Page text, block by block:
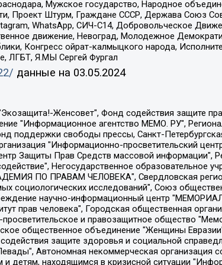
Мужское государство, Народное
Проект Штурм, Граждане СССР, Держава Союз
WhatsApp, СИЧ-С14, Добровольческое
движение, Невоград, Молодежное
Конгресс ойрат-калмыцкого народа,
ЛГБТ, Я.МЫ Сергей Фургал
данные на 03.05.2024
"Институт права и публичной политики", Баданин Роман Сергеевич, Гликин Максим Александрович, Железнова Мария Михайловна, Лукьянова Юлия Сергеевна, Маетная Елизавета Витальевна, Маняхин Петр Борисович, Чуракова Ольга Владимировна, Ярош Юлия Петровна, Юридическое лицо "The Insider SIA", зарегистрированное в Риге, Латвийская Республика (дата регистрации 26.06.2015), являющееся администратором доменного имени интернет-издания "The Insider SIA", https://theins.ru, Постернак Алексей Евгеньевич, Рубин Михаил Аркадьевич, Анин Роман Александрович, Юридическое лицо Istories fonds, зарегистрированное в Латвийской Республике (регистрационный номер 50008295751, дата регистрации 24.02.2020), Великовский Дмитрий Александрович, Долинина Ирина Николаевна, Мароховская Алеся Алексеевна, Шлейнов Роман Юрьевич, Шмагун Олеся Валентиновна, Общество с ограниченной ответственностью "Альтаир 2021", Общество с ограниченной ответственностью "Вега 2021", Общество с ограниченной ответственностью "Главный редактор 2021", Общество с ограниченной ответственностью "Ромашки монолит", Важенков Артем Валерьевич, Ивановская областная общественная организация "Центр гендерных исследований", Гурман Юрий Альбертович, Медиапроект "ОВД-Инфо", Егоров Владимир Владимирович, Жилинский Владимир Александрович, Общество с ограниченной ответственностью "ЗП", Иванова София Юрьевна, Карезина Инна Павловна, Кильтау Екатерина Викторовна, Петров Алексей Викторович, Пискунов Сергей Евгеньевич, Смирнов Сергей Сергеевич, Тихонов Михаил Сергеевич, Общество с ограниченной ответственностью "ЖУРНАЛИСТ-ИНОСТРАННЫЙ АГЕНТ", Арапова Галина Юрьевна, Вольтская Татьяна Анатольевна, Американская компания "Mason G.E.S. Anonymous Foundation" (США), являющаяся владельцем интернет-издания https://mnews.world/, Компания "Stichting Bellingcat", зарегистрированная в Нидерландах (дата регистрации 11.07.2018), Захаров Андрей Вячеславович, Клепиковская Екатерина Дмитриевна, Общество с ограниченной ответственностью "МЕМО", Перл Роман Александрович, Симонов Евгений Алексеевич, Соловьева Елена Анатольевна, Сотников Даниил Владимирович, Сурначева Елизавета Дмитриевна, Автономная некоммерческая организация по защите прав человека и информированию населения "Якутия – Наше Мнение", Общество с ограниченной ответственностью "Москоу диджитал медиа", с 26.01.2023 Общество с ограниченной ответственностью "Чайка Белые сады", Ветошкина Валерия Валерьевна, Заговора Максим Александрович, Межрегиональное общественное движение "Российская ЛГБТ - сеть", Оленичев Максим Владимирович, Павлов Иван Юрьевич, Скворцова Елена Сергеевна, Общество с ограниченной ответственностью "Как бы инагент", Кочетков Игорь Викторович, Общество с ограниченной ответственностью "Честные выборы", Еланчик Олег Александрович, Общество с ограниченной ответственностью "Нобелевский призыв", Гималова Регина Эмилевна, Григорьев Андрей Валерьевич, Григорьева Алина Александровна, Ассоциация по содействию защите прав призывников, альтернативнослужащих и военнослужащих "Правозащитная группа